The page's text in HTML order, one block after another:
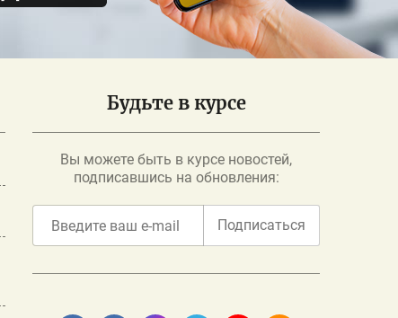
Будьте в курсе
Вы можете быть в курсе новостей,
подписавшись на обновления:
Подписаться